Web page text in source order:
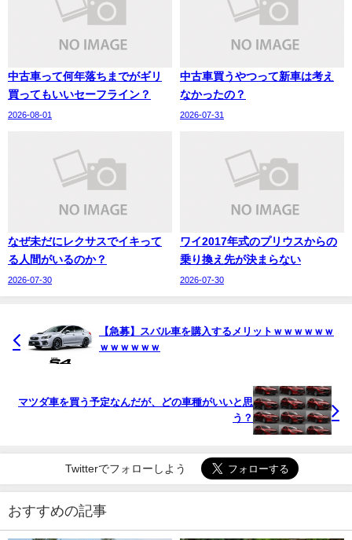
中古車って何年落ちまでがギリ
買ってもいいセーフライン？
2026-08-01
中古車買うやつって新車は考え
なかったの？
2026-07-31
なぜ未だにレクサスでイキって
る人間がいるのか？
2026-07-30
ワイ2017年式のプリウスからの
乗り換え先が決まらない
2026-07-30
【急募】スバル車を購入するメリットｗｗｗｗｗｗ
ｗｗｗｗｗｗ
マツダ車を買う予定なんだが、どの車種がいいと思
う？
Twitterでフォローしよう
おすすめの記事